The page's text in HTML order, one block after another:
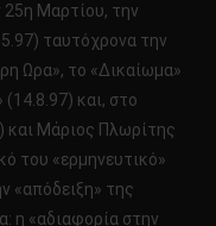
25η Μαρτίου, την
ταυτόχρονα την
Ωρα», το «Δικαίωμα»
και, στο
και Μάριος Πλωρίτης
του «ερμηνευτικό»
«απόδειξη» της
η «αδιαφορία στην